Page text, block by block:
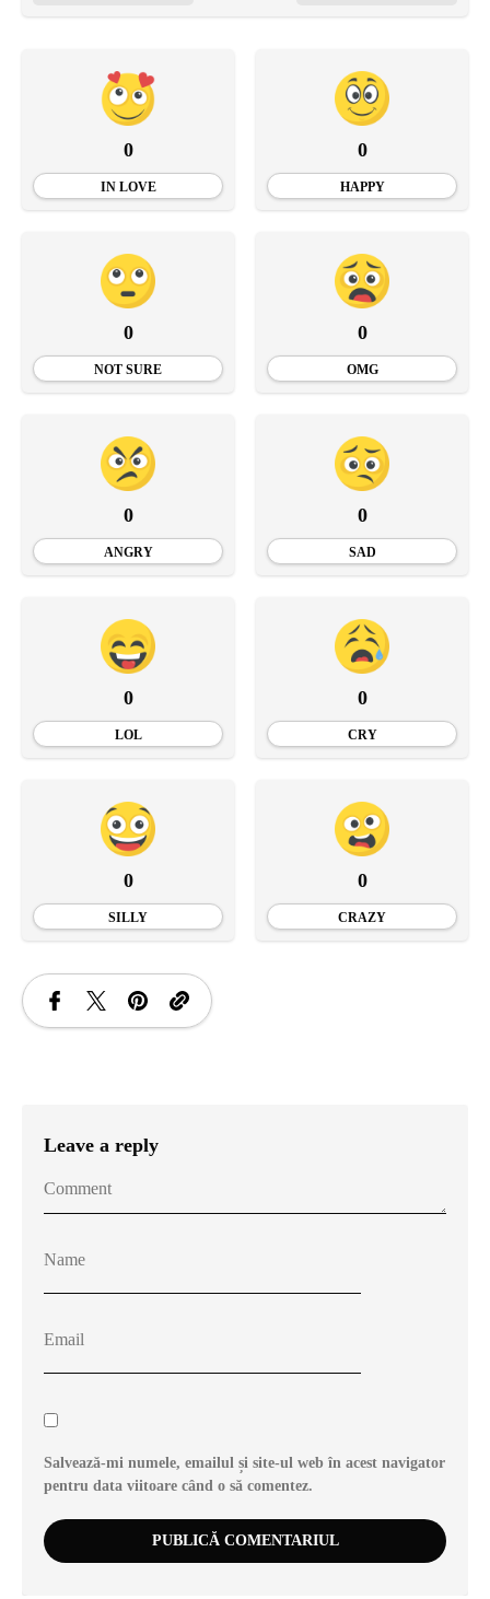
0
IN LOVE
0
HAPPY
0
NOT SURE
0
OMG
0
ANGRY
0
SAD
0
LOL
0
CRY
0
SILLY
0
CRAZY
Leave a reply
Salvează-mi numele, emailul și site-ul web în acest navigator
pentru data viitoare când o să comentez.